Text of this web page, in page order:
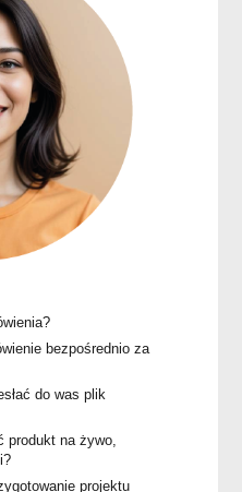
bezpośrednio za
do was plik
na żywo,
projektu